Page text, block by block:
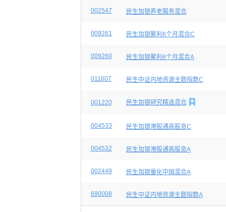
002547 民生加银养老服务混合
009261 民生加银聚利6个月混合C
009260 民生加银聚利6个月混合A
011607 民生中证内地资源主题指数C
001220 民生加银研究精选混合 
004533 民生加银港股通高股息C
004532 民生加银港股通高股息A
002449 民生加银量化中国混合A
690008 民生中证内地资源主题指数A